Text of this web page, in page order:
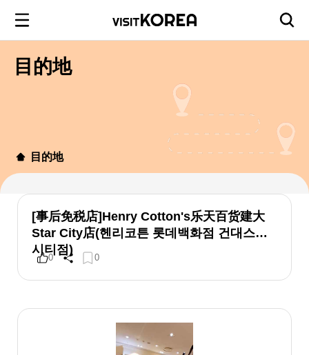
目的地
目的地
[事后免税店]Henry Cotton's乐天百货建大
Star City店(헨리코튼 롯데백화점 건대스타
시티점)
0 0